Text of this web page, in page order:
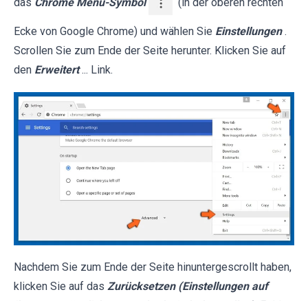
Ecke von Google Chrome) und wählen Sie Einstellungen .
Scrollen Sie zum Ende der Seite herunter. Klicken Sie auf
den Erweitert ... Link.
Nachdem Sie zum Ende der Seite hinuntergescrollt haben,
klicken Sie auf das Zurücksetzen (Einstellungen auf